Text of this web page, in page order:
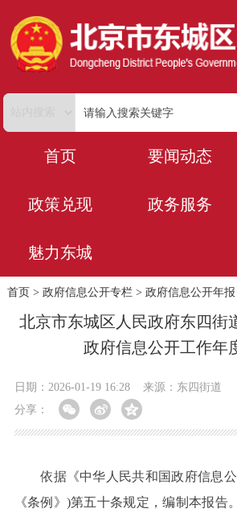
首页 要闻动态
政策兑现 政务服务
魅力东城
首页 > 政府信息公开专栏> 政府信息公开年报
北京市东城区人民政府东四街
政府信息公开工作年
日期：2026-01-19 16:28
来源：东四街道
分享：
依据《中华人民共和国政府信息公
《条例》)第五十条规定，编制本报告